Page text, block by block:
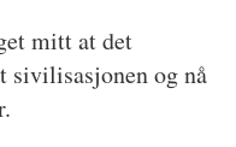
mitt at det
sivilisasjonen og nå